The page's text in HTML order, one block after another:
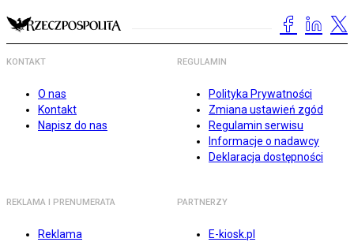
KONTAKT
O nas
Kontakt
Napisz do nas
REGULAMIN
Polityka Prywatności
Zmiana ustawień zgód
Regulamin serwisu
Informacje o nadawcy
Deklaracja dostępności
REKLAMA I PRENUMERATA
Reklama
PARTNERZY
E-kiosk.pl